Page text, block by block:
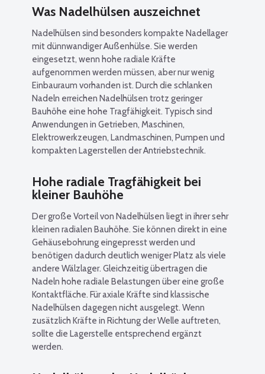
Was Nadelhülsen auszeichnet
Nadelhülsen sind besonders kompakte Nadellager
mit dünnwandiger Außenhülse. Sie werden
eingesetzt, wenn hohe radiale Kräfte
aufgenommen werden müssen, aber nur wenig
Einbauraum vorhanden ist. Durch die schlanken
Nadeln erreichen Nadelhülsen trotz geringer
Bauhöhe eine hohe Tragfähigkeit. Typisch sind
Anwendungen in Getrieben, Maschinen,
Elektrowerkzeugen, Landmaschinen, Pumpen und
kompakten Lagerstellen der Antriebstechnik.
Hohe radiale Tragfähigkeit bei
kleiner Bauhöhe
Der große Vorteil von Nadelhülsen liegt in ihrer sehr
kleinen radialen Bauhöhe. Sie können direkt in eine
Gehäusebohrung eingepresst werden und
benötigen dadurch deutlich weniger Platz als viele
andere Wälzlager. Gleichzeitig übertragen die
Nadeln hohe radiale Belastungen über eine große
Kontaktfläche. Für axiale Kräfte sind klassische
Nadelhülsen dagegen nicht ausgelegt. Wenn
zusätzlich Kräfte in Richtung der Welle auftreten,
sollte die Lagerstelle entsprechend ergänzt
werden.